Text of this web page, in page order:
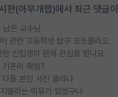
판(아무개랩)에서 최근 댓글
은 교수님
관련 고등학생 탐구 포트폴리오
한 신입생이 원래 관심을 받나요
기준이 뭐임?
다들 본인 사진 올리냐
말라는 이유가 있었구나